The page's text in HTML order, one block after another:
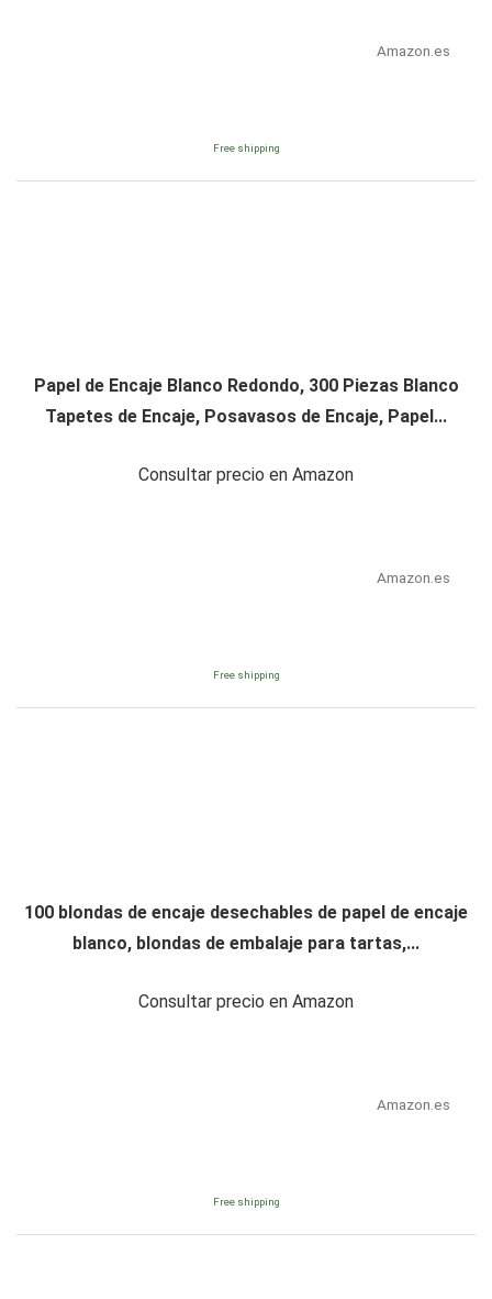
Amazon.es
Free shipping
Papel de Encaje Blanco Redondo, 300 Piezas Blanco
Tapetes de Encaje, Posavasos de Encaje, Papel...
Consultar precio en Amazon
Amazon.es
Free shipping
100 blondas de encaje desechables de papel de encaje
blanco, blondas de embalaje para tartas,...
Consultar precio en Amazon
Amazon.es
Free shipping